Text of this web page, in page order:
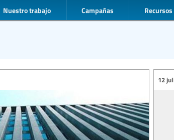
Nuestro trabajo Campañas Recursos
12